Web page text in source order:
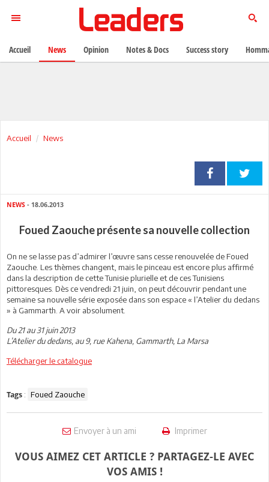
Accueil News
NEWS - 18.06.2013
Foued Zaouche présente sa nouvelle collection
On ne se lasse pas d’admirer l’œuvre sans cesse renouvelée de Foued
Zaouche. Les thèmes changent, mais le pinceau est encore plus affirmé
dans la description de cette Tunisie plurielle et de ces Tunisiens
pittoresques. Dès ce vendredi 21 juin, on peut découvrir pendant une
semaine sa nouvelle série exposée dans son espace « l’Atelier du dedans
» à Gammarth. A voir absolument.
Du 21 au 31 juin 2013
L’Atelier du dedans, au 9, rue Kahena, Gammarth, La Marsa
Télécharger le catalogue
Tags : Foued Zaouche
Envoyer à un ami Imprimer
VOUS AIMEZ CET ARTICLE ? PARTAGEZ-LE AVEC
VOS AMIS !
Accueil News Opinion Notes & Docs Success story